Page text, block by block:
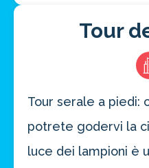
Tour
Tour serale a piedi:
potrete godervi la
luce dei lampioni è